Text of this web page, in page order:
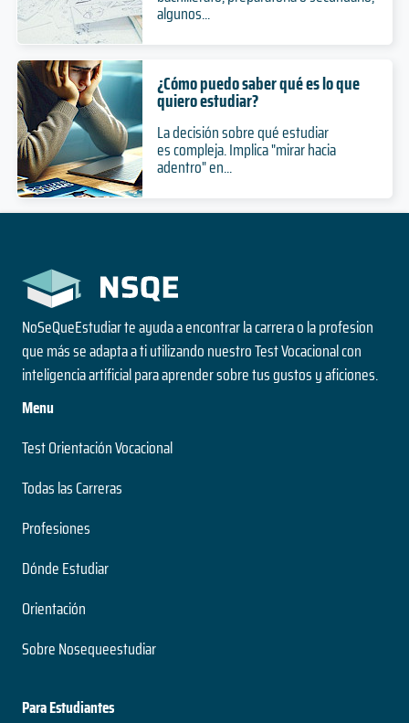
algunos...
¿Cómo puedo saber qué es lo que
quiero estudiar?
La decisión sobre qué estudiar
es compleja. Implica "mirar hacia
adentro" en...
NoSeQueEstudiar te ayuda a encontrar la carrera o la profesion
que más se adapta a ti utilizando nuestro Test Vocacional con
inteligencia artificial para aprender sobre tus gustos y aficiones.
Menu
Test Orientación Vocacional
Todas las Carreras
Profesiones
Dónde Estudiar
Orientación
Sobre Nosequeestudiar
Para Estudiantes